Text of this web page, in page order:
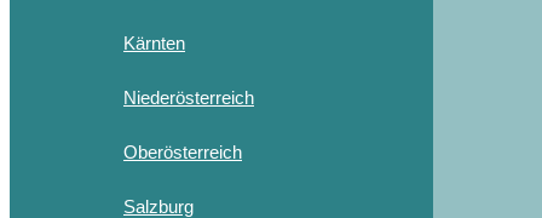
Kärnten
Niederösterreich
Oberösterreich
Salzburg